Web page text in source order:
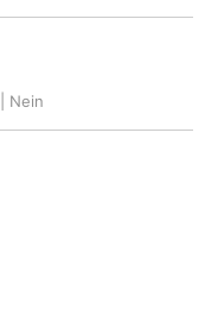
Nein